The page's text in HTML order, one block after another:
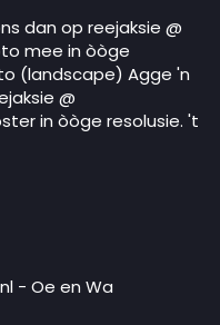
dan op reejaksie @
mee in òòge
(landscape) Agge 'n
@
in òòge resolusie. 't
- Oe en Wa